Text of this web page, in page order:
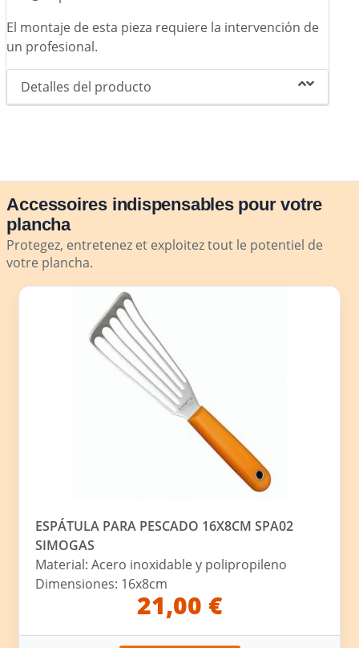
El montaje de esta pieza requiere la intervención de
un profesional.
Detalles del producto
Accessoires indispensables pour votre
plancha
Protegez, entretenez et exploitez tout le potentiel de
votre plancha.
ESPÁTULA PARA PESCADO 16X8CM SPA02
SIMOGAS
Material: Acero inoxidable y polipropileno
Dimensiones: 16x8cm
21,00 €